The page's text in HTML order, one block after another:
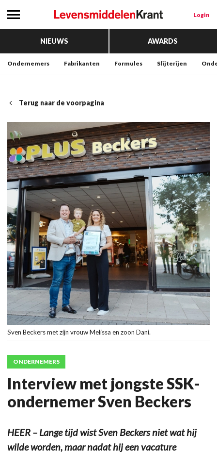
Login
NIEUWS AWARDS
Ondernemers Fabrikanten Formules Slijterijen
Terug naar de voorpagina
Sven Beckers met zijn vrouw Melissa en zoon Dani.
ONDERNEMERS
Interview met jongste SSK-
ondernemer Sven Beckers
HEER – Lange tijd wist Sven Beckers niet wat hij
wilde worden, maar nadat hij een vacature